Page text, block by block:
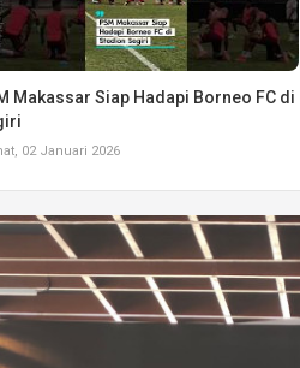
Makassar Siap Hadapi Borneo FC di
02 Januari 2026